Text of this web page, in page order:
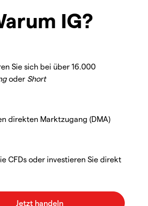
IG?
Sie sich bei über 16.000
oder Short
direkten Marktzugang (DMA)
CFDs oder investieren Sie direkt